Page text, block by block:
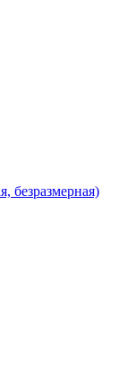
безразмерная)